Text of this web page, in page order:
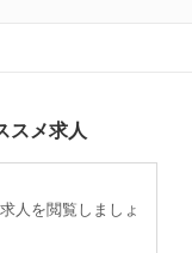
スメ求人
人を閲覧しましょ